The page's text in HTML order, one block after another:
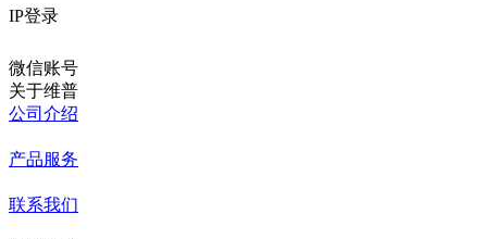
IP登录
微信账号
关于维普
公司介绍
产品服务
联系我们